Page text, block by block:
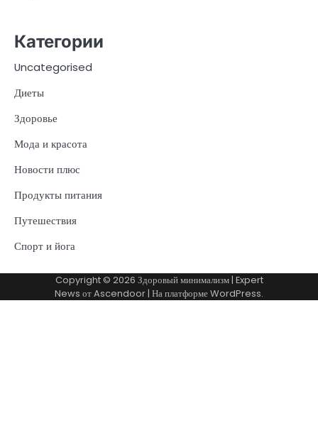
Категории
Uncategorised
Диеты
Здоровье
Мода и красота
Новости плюс
Продукты питания
Путешествия
Спорт и йога
Copyright © 2026 Здоровый минимализм| Expert
News отAscendoor | На платформеWordPress.